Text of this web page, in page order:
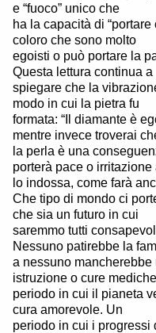
e “fuoco” unico che
ha la capacità di
coloro che sono molto
egoisti o può portare la
Questa lettura continua a
spiegare che la
modo in cui la pietra fu
formata: “Il diamante è
mentre invece troverai
la perla è una
porterà pace o irritazione
lo indossa, come farà
Che tipo di mondo ci
che sia un futuro in cui
saremmo tutti
Nessuno patirebbe la
a nessuno
istruzione o cure
periodo in cui il pianeta
cura amorevole. Un
periodo in cui i progressi